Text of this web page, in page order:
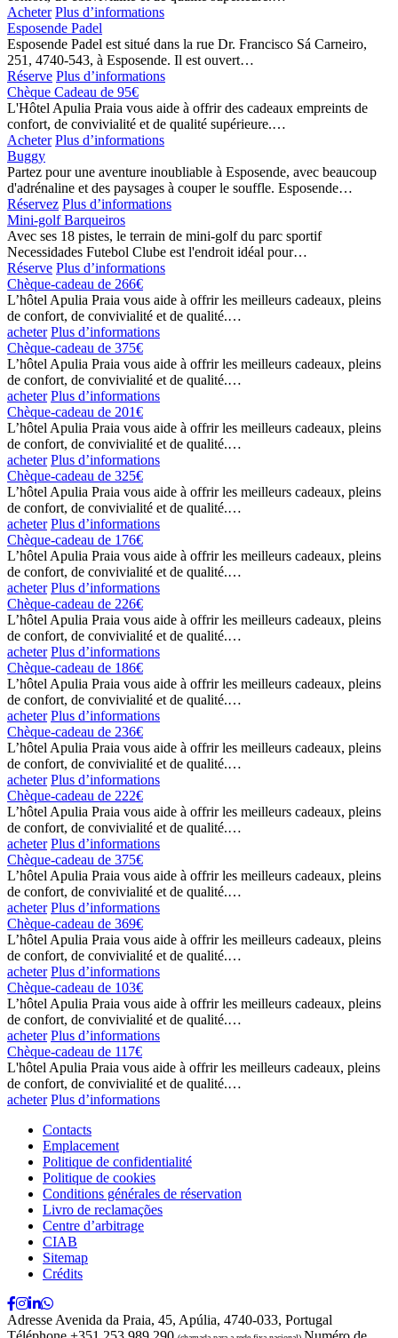
Acheter Plus d’informations
Esposende Padel
Esposende Padel est situé dans la rue Dr. Francisco Sá Carneiro,
251, 4740-543, à Esposende. Il est ouvert…
Réserve Plus d’informations
Chèque Cadeau de 95€
L'Hôtel Apulia Praia vous aide à offrir des cadeaux empreints de
confort, de convivialité et de qualité supérieure.…
Acheter Plus d’informations
Buggy
Partez pour une aventure inoubliable à Esposende, avec beaucoup
d'adrénaline et des paysages à couper le souffle. Esposende…
Réservez Plus d’informations
Mini-golf Barqueiros
Avec ses 18 pistes, le terrain de mini-golf du parc sportif
Necessidades Futebol Clube est l'endroit idéal pour…
Réserve Plus d’informations
Chèque-cadeau de 266€
L’hôtel Apulia Praia vous aide à offrir les meilleurs cadeaux, pleins
de confort, de convivialité et de qualité.…
acheter Plus d’informations
Chèque-cadeau de 375€
L’hôtel Apulia Praia vous aide à offrir les meilleurs cadeaux, pleins
de confort, de convivialité et de qualité.…
acheter Plus d’informations
Chèque-cadeau de 201€
L’hôtel Apulia Praia vous aide à offrir les meilleurs cadeaux, pleins
de confort, de convivialité et de qualité.…
acheter Plus d’informations
Chèque-cadeau de 325€
L’hôtel Apulia Praia vous aide à offrir les meilleurs cadeaux, pleins
de confort, de convivialité et de qualité.…
acheter Plus d’informations
Chèque-cadeau de 176€
L’hôtel Apulia Praia vous aide à offrir les meilleurs cadeaux, pleins
de confort, de convivialité et de qualité.…
acheter Plus d’informations
Chèque-cadeau de 226€
L’hôtel Apulia Praia vous aide à offrir les meilleurs cadeaux, pleins
de confort, de convivialité et de qualité.…
acheter Plus d’informations
Chèque-cadeau de 186€
L’hôtel Apulia Praia vous aide à offrir les meilleurs cadeaux, pleins
de confort, de convivialité et de qualité.…
acheter Plus d’informations
Chèque-cadeau de 236€
L’hôtel Apulia Praia vous aide à offrir les meilleurs cadeaux, pleins
de confort, de convivialité et de qualité.…
acheter Plus d’informations
Chèque-cadeau de 222€
L’hôtel Apulia Praia vous aide à offrir les meilleurs cadeaux, pleins
de confort, de convivialité et de qualité.…
acheter Plus d’informations
Chèque-cadeau de 375€
L’hôtel Apulia Praia vous aide à offrir les meilleurs cadeaux, pleins
de confort, de convivialité et de qualité.…
acheter Plus d’informations
Chèque-cadeau de 369€
L’hôtel Apulia Praia vous aide à offrir les meilleurs cadeaux, pleins
de confort, de convivialité et de qualité.…
acheter Plus d’informations
Chèque-cadeau de 103€
L’hôtel Apulia Praia vous aide à offrir les meilleurs cadeaux, pleins
de confort, de convivialité et de qualité.…
acheter Plus d’informations
Chèque-cadeau de 117€
L'hôtel Apulia Praia vous aide à offrir les meilleurs cadeaux, pleins
de confort, de convivialité et de qualité.…
acheter Plus d’informations
Contacts
Emplacement
Politique de confidentialité
Politique de cookies
Conditions générales de réservation
Livro de reclamações
Centre d’arbitrage
CIAB
Sitemap
Crédits
Adresse Avenida da Praia, 45, Apúlia, 4740-033, Portugal